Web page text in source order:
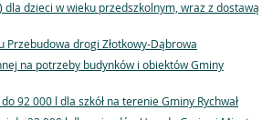
dzieci w wieku przedszkolnym, wraz z dostawą
Przebudowa drogi Złotkowy-Dąbrowa
na potrzeby budynków i obiektów Gminy
92 000 l dla szkół na terenie Gminy Rychwał